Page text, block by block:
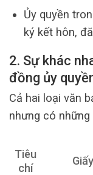
Ủy quyền
ký kết hôn,
2. Sự khác
đồng ủy
Cả hai loại văn
nhưng có
Tiêu
chí